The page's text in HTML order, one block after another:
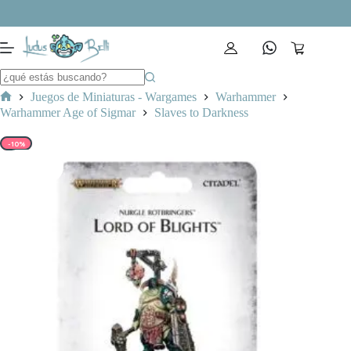
contenido
Carro
Inicio
Juegos de Miniaturas - Wargames
Warhammer
Warhammer Age of Sigmar
Slaves to Darkness
-10%